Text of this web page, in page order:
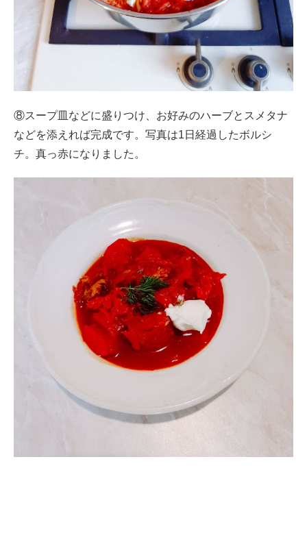
⑧スープ皿などに盛りつけ、お好みのハーブとスメタナ
などを添えれば完成です。写真は1日経過したボルシ
チ。真っ赤になりました。